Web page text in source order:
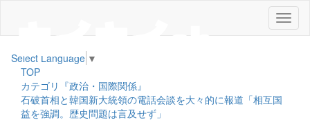
メ
ニ
Select Language ▼
TOP
カテゴリ『政治・国際関係』
石破首相と韓国新大統領の電話会談を大々的に報道「相互国
益を強調。歴史問題は言及せず」